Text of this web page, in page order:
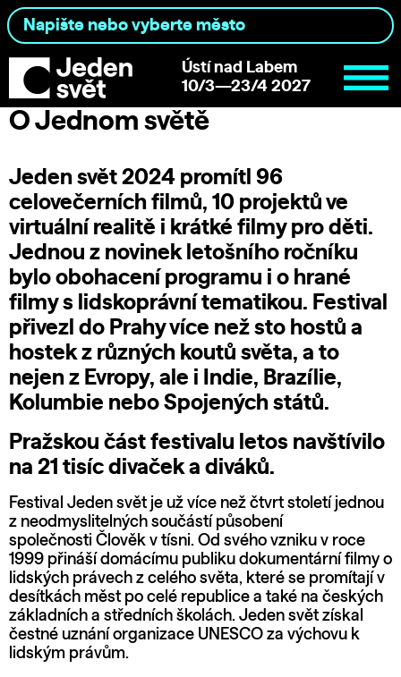
Ústí nad Labem
10/3—23/4 2027
O Jednom světě
Jeden svět 2024 promítl 96
celovečerních filmů, 10 projektů ve
virtuální realitě i krátké filmy pro děti.
Jednou z novinek letošního ročníku
bylo obohacení programu i o hrané
filmy s lidskoprávní tematikou. Festival
přivezl do Prahy více než sto hostů a
hostek z různých koutů světa, a to
nejen z Evropy, ale i Indie, Brazílie,
Kolumbie nebo Spojených států.
Pražskou část festivalu letos navštívilo
na 21 tisíc divaček a diváků.
Festival Jeden svět je už více než čtvrt století jednou
z neodmyslitelných součástí působení
společnosti Člověk v tísni. Od svého vzniku v roce
1999 přináší domácímu publiku dokumentární filmy o
lidských právech z celého světa, které se promítají v
desítkách měst po celé republice a také na českých
základních a středních školách. Jeden svět získal
čestné uznání organizace UNESCO za výchovu k
lidským právům.